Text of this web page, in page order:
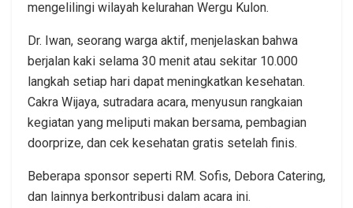
mengelilingi wilayah kelurahan Wergu Kulon.
Dr. Iwan, seorang warga aktif, menjelaskan bahwa
berjalan kaki selama 30 menit atau sekitar 10.000
langkah setiap hari dapat meningkatkan kesehatan.
Cakra Wijaya, sutradara acara, menyusun rangkaian
kegiatan yang meliputi makan bersama, pembagian
doorprize, dan cek kesehatan gratis setelah finis.
Beberapa sponsor seperti RM. Sofis, Debora Catering,
dan lainnya berkontribusi dalam acara ini.